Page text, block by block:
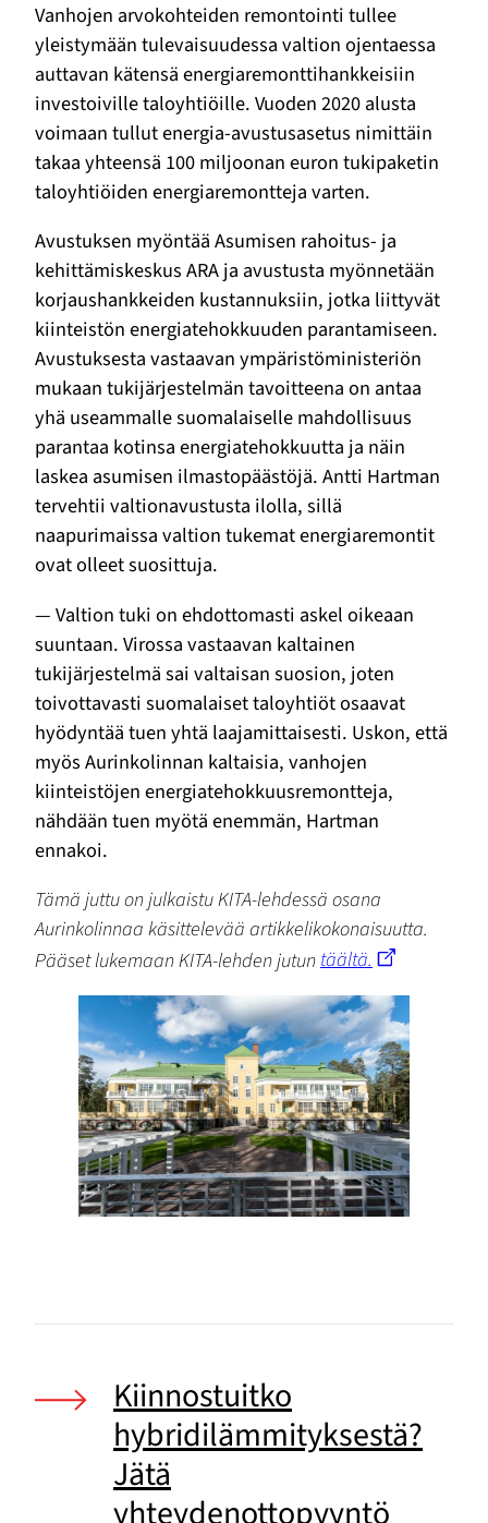
Vanhojen arvokohteiden remontointi tullee
yleistymään tulevaisuudessa valtion ojentaessa
auttavan kätensä energiaremonttihankkeisiin
investoiville taloyhtiöille. Vuoden 2020 alusta
voimaan tullut energia-avustusasetus nimittäin
takaa yhteensä 100 miljoonan euron tukipaketin
taloyhtiöiden energiaremontteja varten.
Avustuksen myöntää Asumisen rahoitus- ja
kehittämiskeskus ARA ja avustusta myönnetään
korjaushankkeiden kustannuksiin, jotka liittyvät
kiinteistön energiatehokkuuden parantamiseen.
Avustuksesta vastaavan ympäristöministeriön
mukaan tukijärjestelmän tavoitteena on antaa
yhä useammalle suomalaiselle mahdollisuus
parantaa kotinsa energiatehokkuutta ja näin
laskea asumisen ilmastopäästöjä. Antti Hartman
tervehtii valtionavustusta ilolla, sillä
naapurimaissa valtion tukemat energiaremontit
ovat olleet suosittuja.
— Valtion tuki on ehdottomasti askel oikeaan
suuntaan. Virossa vastaavan kaltainen
tukijärjestelmä sai valtaisan suosion, joten
toivottavasti suomalaiset taloyhtiöt osaavat
hyödyntää tuen yhtä laajamittaisesti. Uskon, että
myös Aurinkolinnan kaltaisia, vanhojen
kiinteistöjen energiatehokkuusremontteja,
nähdään tuen myötä enemmän, Hartman
ennakoi.
Tämä juttu on julkaistu KITA-lehdessä osana
Aurinkolinnaa käsittelevää artikkelikokonaisuutta.
Pääset lukemaan KITA-lehden jutuntäältä.
Kiinnostuitko
hybridilämmityksestä?
Jätä
yhteydenottopyyntö